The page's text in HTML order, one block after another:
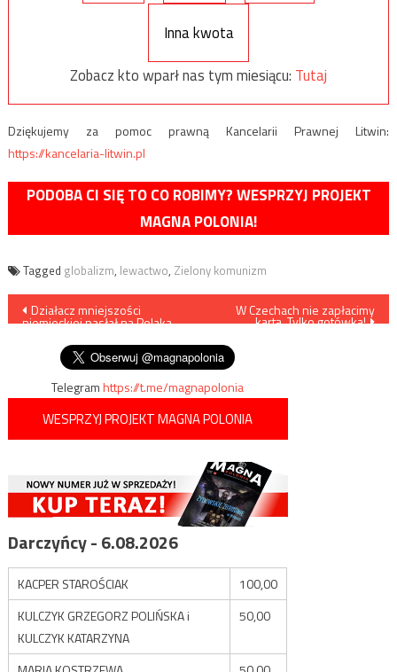
Inna kwota
Zobacz kto wparł nas tym miesiącu: Tutaj
Dziękujemy za pomoc prawną Kancelarii Prawnej Litwin:
https://kancelaria-litwin.pl
PODOBA CI SIĘ TO CO ROBIMY? WESPRZYJ PROJEKT
MAGNA POLONIA!
Tagged globalizm, lewactwo, Zielony komunizm
Nawigacja
wpisu
Działacz mniejszości
niemieckiej nasłał na Polaka
W Czechach nie zapłacimy
kartą. Tylko gotówka!
Telegramhttps://t.me/magnapolonia
WESPRZYJ PROJEKT MAGNA POLONIA
Darczyńcy - 6.08.2026
KACPER STAROŚCIAK
100,00
KULCZYK GRZEGORZ POLIŃSKA i
KULCZYK KATARZYNA
50,00